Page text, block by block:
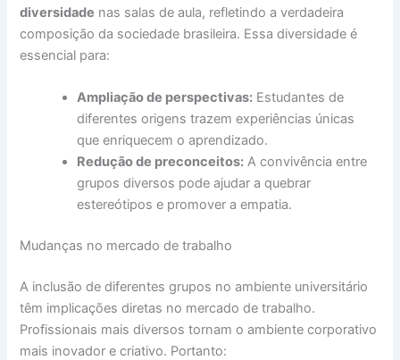
diversidade nas salas de aula, refletindo a verdadeira
composição da sociedade brasileira. Essa diversidade é
essencial para:
Ampliação de perspectivas: Estudantes de
diferentes origens trazem experiências únicas
que enriquecem o aprendizado.
Redução de preconceitos: A convivência entre
grupos diversos pode ajudar a quebrar
estereótipos e promover a empatia.
Mudanças no mercado de trabalho
A inclusão de diferentes grupos no ambiente universitário
têm implicações diretas no mercado de trabalho.
Profissionais mais diversos tornam o ambiente corporativo
mais inovador e criativo. Portanto: